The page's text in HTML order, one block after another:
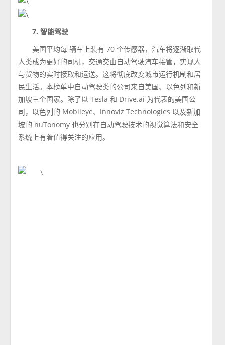
7. 智能驾驶
美国平均每 辆车上装有 70 个传感器，汽车将逐渐取代
人类成为更好的司机，交通交由自动驾驶汽车接管，实现人
与货物的实时接取和运送。这将彻底改变城市运行机制和居
民生活。本榜单中自动驾驶类的公司来自美国、以色列和新
加坡三个国家。除了以 Tesla 和 Drive.ai 为代表的美国公
司，以色列的 Mobileye、Innoviz Technologies 以及新加
坡的 nuTonomy 也分别在自动驾驶技术的视觉算法和安全
系统上有着值得关注的应用。